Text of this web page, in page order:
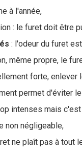
à l'année,
: le furet doit être
: l'odeur du furet
même propre, le
forte, enlever
permet d'éviter
intenses mais
non négligeable,
ne plaît pas à tout